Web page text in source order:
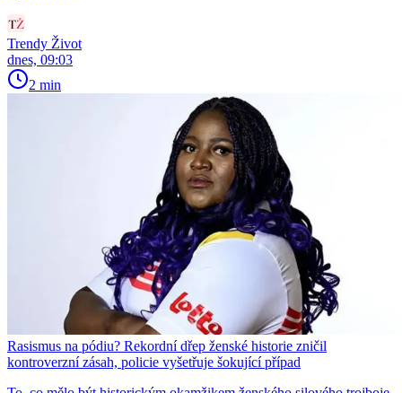
Trendy Život
dnes, 09:03
2 min
Rasismus na pódiu? Rekordní dřep ženské historie zničil
kontroverzní zásah, policie vyšetřuje šokující případ